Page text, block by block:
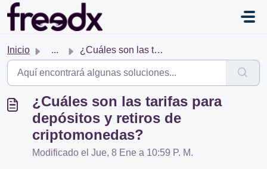
Saltar al contenido principal
Inicio ... ¿Cuáles son las tarifas para depósitos y retiros de cript...
¿Cuáles son las tarifas para
depósitos y retiros de
criptomonedas?
Modificado el Jue, 8 Ene a 10:59 P. M.